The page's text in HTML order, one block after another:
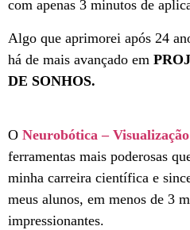
com apenas 3 minutos de
Algo que aprimorei após 24
há de mais avançado em
DE SONHOS.
O Neurobótica –
ferramentas mais poderosas
minha carreira científica e
meus alunos, em menos de 3
impressionantes.